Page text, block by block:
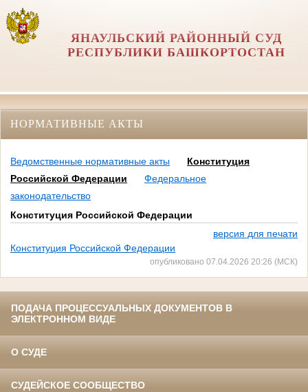
ЯНАУЛЬСКИЙ РАЙОННЫЙ СУД
РЕСПУБЛИКИ БАШКОРТОСТАН
НОРМАТИВНЫЕ АКТЫ
Ведомственные нормативные акты
Конституция
Российской Федерации
Федеральное
законодательство
Конституция Российской Федерации
версия для печати
Конституция Российской Федерации
опубликовано 07.04.2026 20:26 (МСК)
ПОДАЧА ПРОЦЕССУАЛЬНЫХ ДОКУМЕНТОВ В
ЭЛЕКТРОННОМ ВИДЕ
О СУДЕ
СУДЕЙСКОЕ СООБЩЕСТВО